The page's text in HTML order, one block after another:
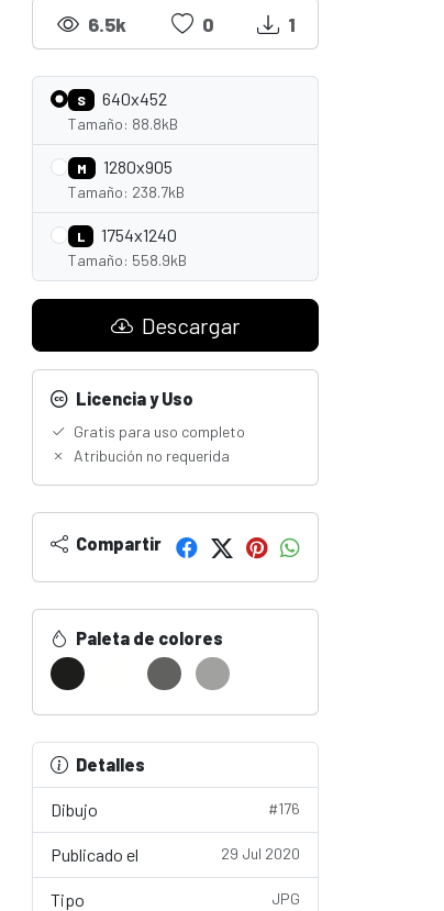
6.5k 0 1
S 640x452
Tamaño: 88.8kB
M 1280x905
Tamaño: 238.7kB
L 1754x1240
Tamaño: 558.9kB
Descargar
Licencia y Uso
Gratis para uso completo
Atribución no requerida
Compartir
Paleta de colores
Detalles
Dibujo #176
Publicado el 29 Jul 2020
Tipo JPG